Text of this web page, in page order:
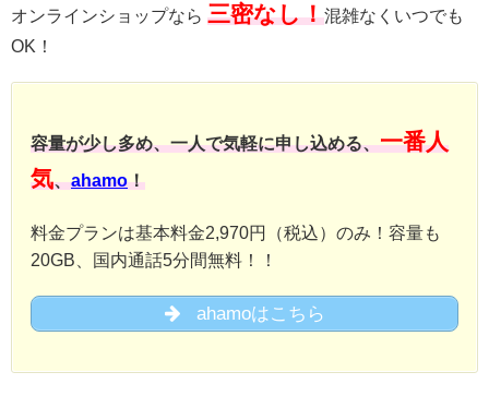
オンラインショップなら 三密なし！混雑なくいつでも
OK！
容量が少し多め、一人で気軽に申し込める、一番人
気、ahamo！
料金プランは基本料金2,970円（税込）のみ！容量も
20GB、国内通話5分間無料！！
ahamoはこちら